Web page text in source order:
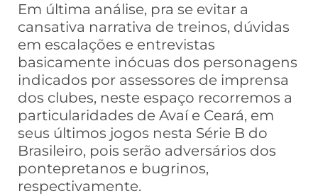
Em última análise, pra se evitar a
cansativa narrativa de treinos, dúvidas
em escalações e entrevistas
basicamente inócuas dos personagens
indicados por assessores de imprensa
dos clubes, neste espaço recorremos a
particularidades de Avaí e Ceará, em
seus últimos jogos nesta Série B do
Brasileiro, pois serão adversários dos
pontepretanos e bugrinos,
respectivamente.